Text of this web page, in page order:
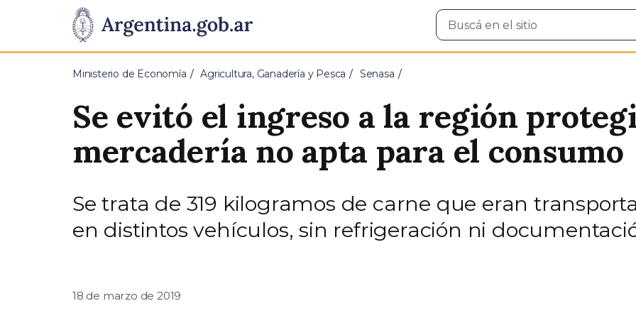
Presidencia
de
Pasar al contenido principal
Buscar
en
Ministerio de Economía Agricultura, Ganadería y Pesca Senasa
Se evitó el ingreso a la región
mercadería no apta para el consumo
Se trata de 319 kilogramos de carne que eran
en distintos vehículos, sin refrigeración ni
18 de marzo de 2019